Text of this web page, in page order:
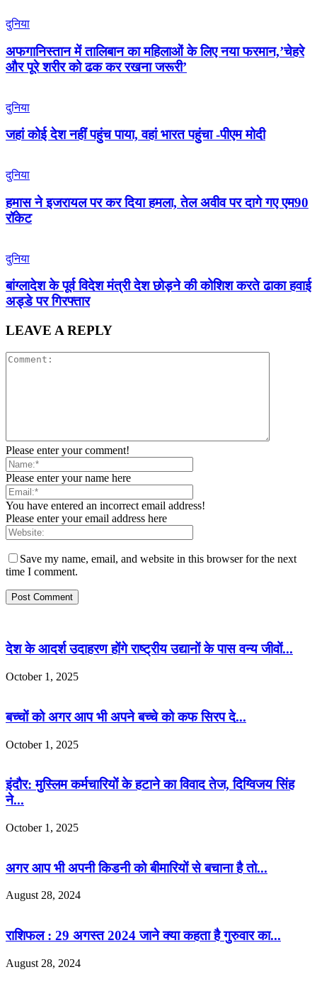
दुनिया
अफगानिस्तान में तालिबान का महिलाओं के लिए नया फरमान,’चेहरे
और पूरे शरीर को ढक कर रखना जरूरी’
दुनिया
जहां कोई देश नहीं पहुंच पाया, वहां भारत पहुंचा -पीएम मोदी
दुनिया
हमास ने इजरायल पर कर दिया हमला, तेल अवीव पर दागे गए एम90
रॉकेट
दुनिया
बांग्लादेश के पूर्व विदेश मंत्री देश छोड़ने की कोशिश करते ढाका हवाई
अड्डे पर गिरफ्तार
LEAVE A REPLY
Please enter your comment!
Please enter your name here
You have entered an incorrect email address!
Please enter your email address here
Save my name, email, and website in this browser for the next
time I comment.
देश के आदर्श उदाहरण होंगे राष्ट्रीय उद्यानों के पास वन्य जीवों...
October 1, 2025
बच्चों को अगर आप भी अपने बच्चे को कफ सिरप दे...
October 1, 2025
इंदौर: मुस्लिम कर्मचारियों के हटाने का विवाद तेज, दिग्विजय सिंह
ने...
October 1, 2025
अगर आप भी अपनी किडनी को बीमारियों से बचाना है तो...
August 28, 2024
राशिफल : 29 अगस्त 2024 जाने क्या कहता है गुरुवार का...
August 28, 2024